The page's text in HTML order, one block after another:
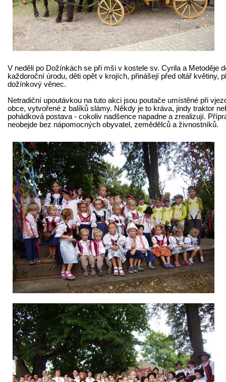
V neděli po Dožínkách se při mši v kostele sv. Cyrila a Metoděje
každoroční úrodu, děti opět v krojích, přinášejí před oltář květiny,
dožínkový věnec.
Netradiční upoutávkou na tuto akci jsou poutače umístěné při
obce, vytvořené z balíků slámy. Někdy je to kráva, jindy traktor
pohádková postava - cokoliv nadšence napadne a zrealizují.
neobejde bez nápomocných obyvatel, zemědělců a živnostníků.